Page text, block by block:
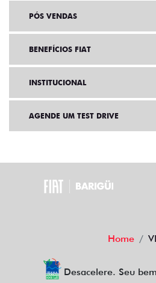
PÓS VENDAS
BENEFÍCIOS FIAT
INSTITUCIONAL
AGENDE UM TEST DRIVE
Home
Desacelere. Seu